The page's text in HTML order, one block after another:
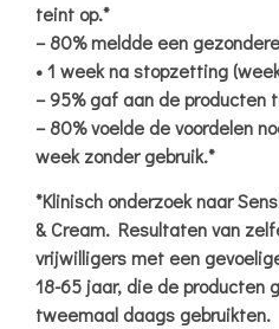
teint op.*
– 80% meldde een
• 1 week na stopzetting
– 95% gaf aan de producten
– 80% voelde de voordelen
week zonder gebruik.*
*Klinisch onderzoek naar
& Cream. Resultaten van
vrijwilligers met een
18-65 jaar, die de producten
tweemaal daags gebruikten.